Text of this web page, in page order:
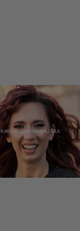
Kateřina Janečková KJ SAX